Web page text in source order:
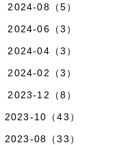
2024-08（5）
2024-06（3）
2024-04（3）
2024-02（3）
2023-12（8）
2023-10（43）
2023-08（33）